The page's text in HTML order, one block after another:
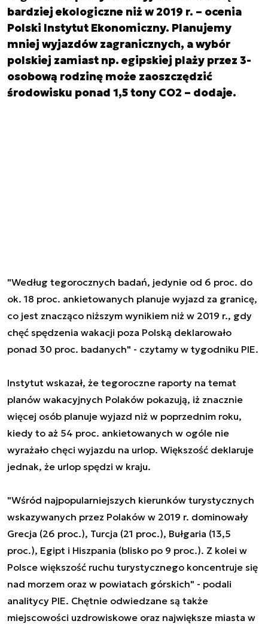
bardziej ekologiczne niż w 2019 r. – ocenia
Polski Instytut Ekonomiczny. Planujemy
mniej wyjazdów zagranicznych, a wybór
polskiej zamiast np. egipskiej plaży przez 3-
osobową rodzinę może zaoszczędzić
środowisku ponad 1,5 tony CO2 – dodaje.
"Według tegorocznych badań, jedynie od 6 proc. do
ok. 18 proc. ankietowanych planuje wyjazd za granicę,
co jest znacząco niższym wynikiem niż w 2019 r., gdy
chęć spędzenia wakacji poza Polską deklarowało
ponad 30 proc. badanych" - czytamy w tygodniku PIE.
Instytut wskazał, że tegoroczne raporty na temat
planów wakacyjnych Polaków pokazują, iż znacznie
więcej osób planuje wyjazd niż w poprzednim roku,
kiedy to aż 54 proc. ankietowanych w ogóle nie
wyrażało chęci wyjazdu na urlop. Większość deklaruje
jednak, że urlop spędzi w kraju.
"Wśród najpopularniejszych kierunków turystycznych
wskazywanych przez Polaków w 2019 r. dominowały
Grecja (26 proc.), Turcja (21 proc.), Bułgaria (13,5
proc.), Egipt i Hiszpania (blisko po 9 proc.). Z kolei w
Polsce większość ruchu turystycznego koncentruje się
nad morzem oraz w powiatach górskich" - podali
analitycy PIE. Chętnie odwiedzane są także
miejscowości uzdrowiskowe oraz największe miasta w